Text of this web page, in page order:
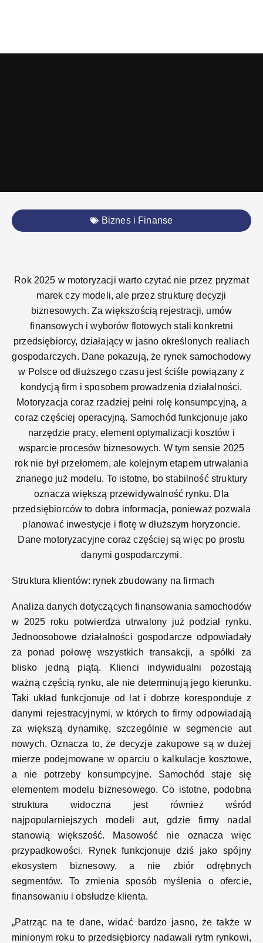
Biznes i Finanse
Rok 2025 w motoryzacji warto czytać nie przez pryzmat
marek czy modeli, ale przez strukturę decyzji
biznesowych. Za większością rejestracji, umów
finansowych i wyborów flotowych stali konkretni
przedsiębiorcy, działający w jasno określonych realiach
gospodarczych. Dane pokazują, że rynek samochodowy
w Polsce od dłuższego czasu jest ściśle powiązany z
kondycją firm i sposobem prowadzenia działalności.
Motoryzacja coraz rzadziej pełni rolę konsumpcyjną, a
coraz częściej operacyjną. Samochód funkcjonuje jako
narzędzie pracy, element optymalizacji kosztów i
wsparcie procesów biznesowych. W tym sensie 2025
rok nie był przełomem, ale kolejnym etapem utrwalania
znanego już modelu. To istotne, bo stabilność struktury
oznacza większą przewidywalność rynku. Dla
przedsiębiorców to dobra informacja, ponieważ pozwala
planować inwestycje i flotę w dłuższym horyzoncie.
Dane motoryzacyjne coraz częściej są więc po prostu
danymi gospodarczymi.
Struktura klientów: rynek zbudowany na firmach
Analiza danych dotyczących finansowania samochodów
w 2025 roku potwierdza utrwalony już podział rynku.
Jednoosobowe działalności gospodarcze odpowiadały
za ponad połowę wszystkich transakcji, a spółki za
blisko jedną piątą. Klienci indywidualni pozostają
ważną częścią rynku, ale nie determinują jego kierunku.
Taki układ funkcjonuje od lat i dobrze koresponduje z
danymi rejestracyjnymi, w których to firmy odpowiadają
za większą dynamikę, szczególnie w segmencie aut
nowych. Oznacza to, że decyzje zakupowe są w dużej
mierze podejmowane w oparciu o kalkulacje kosztowe,
a nie potrzeby konsumpcyjne. Samochód staje się
elementem modelu biznesowego. Co istotne, podobna
struktura widoczna jest również wśród
najpopularniejszych modeli aut, gdzie firmy nadal
stanowią większość. Masowość nie oznacza więc
przypadkowości. Rynek funkcjonuje dziś jako spójny
ekosystem biznesowy, a nie zbiór odrębnych
segmentów. To zmienia sposób myślenia o ofercie,
finansowaniu i obsłudze klienta.
„Patrząc na te dane, widać bardzo jasno, że także w
minionym roku to przedsiębiorcy nadawali rytm rynkowi,